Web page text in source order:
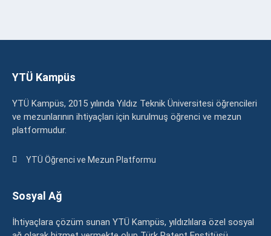
YTÜ Kampüs
YTÜ Kampüs, 2015 yılında Yıldız Teknik Üniversitesi öğrencileri
ve mezunlarının ihtiyaçları için kurulmuş öğrenci ve mezun
platformudur.
YTÜ Öğrenci ve Mezun Platformu
Sosyal Ağ
İhtiyaçlara çözüm sunan YTÜ Kampüs, yıldızlılara özel sosyal